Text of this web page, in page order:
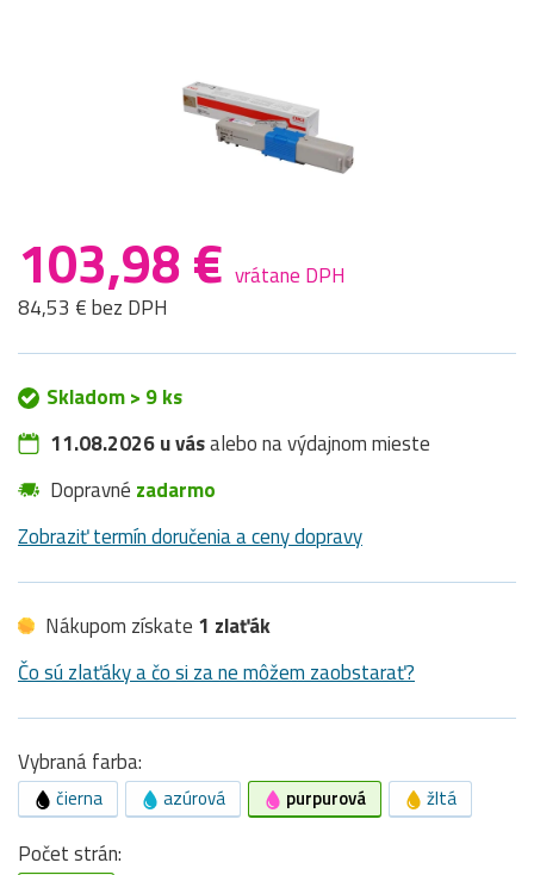
103,98 € vrátane DPH
84,53 € bez DPH
Skladom > 9 ks
11.08.2026 u vásalebo na výdajnom mieste
Dopravné zadarmo
Zobraziť termín doručenia a ceny dopravy
Nákupom získate 1 zlaťák
Čo sú zlaťáky a čo si za ne môžem zaobstarať?
Vybraná farba:
čierna azúrová purpurová žltá
Počet strán: